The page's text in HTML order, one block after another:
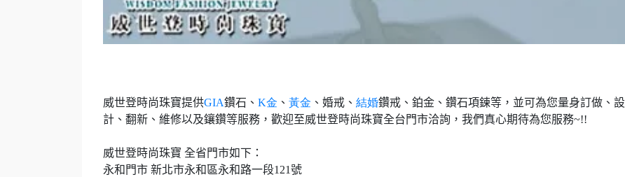
威世登時尚珠寶提供GIA鑽石、 K金 、 黃金 、婚戒、 結婚鑽戒、鉑金、鑽石項鍊等，並可為您量身訂做、設
計、翻新、維修以及鑲鑽等服務，歡迎至威世登時尚珠寶全台門市洽詢，我們真心期待為您服務~!!
威世登時尚珠寶 全省門市如下：
永和門市 新北市永和區永和路一段121號